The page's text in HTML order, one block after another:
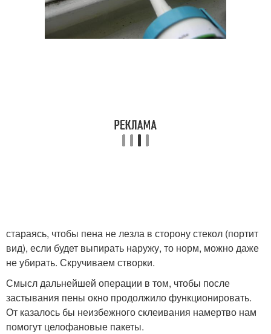
стараясь, чтобы пена не лезла в сторону стекол (портит
вид), если будет выпирать наружу, то норм, можно даже
не убирать. Скручиваем створки.
Смысл дальнейшей операции в том, чтобы после
застывания пены окно продолжило функционировать.
От казалось бы неизбежного склеивания намертво нам
помогут целофановые пакеты.